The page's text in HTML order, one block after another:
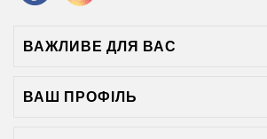
ВАЖЛИВЕ ДЛЯ ВАС
ВАШ ПРОФІЛЬ